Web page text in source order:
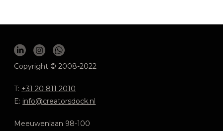
Copyright © 2008-2022
T: +31 20 811 2010
E: info@creatorsdock.nl
Meeuwenlaan 98-100